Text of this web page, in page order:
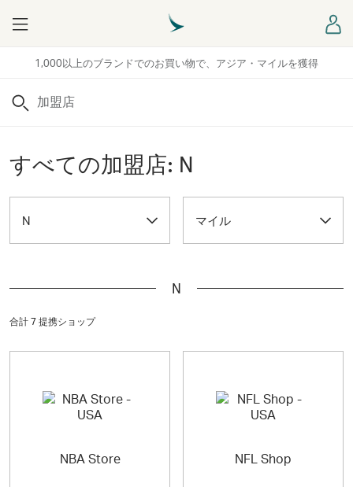
1,000以上のブランドでのお買い物で、アジア・マイルを獲得
Menu
検索
すべての加盟店: N
N マイル
N
合計 7 提携ショップ
NBA Store NFL Shop